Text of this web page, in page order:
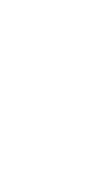
kijken
Al
bij ons.